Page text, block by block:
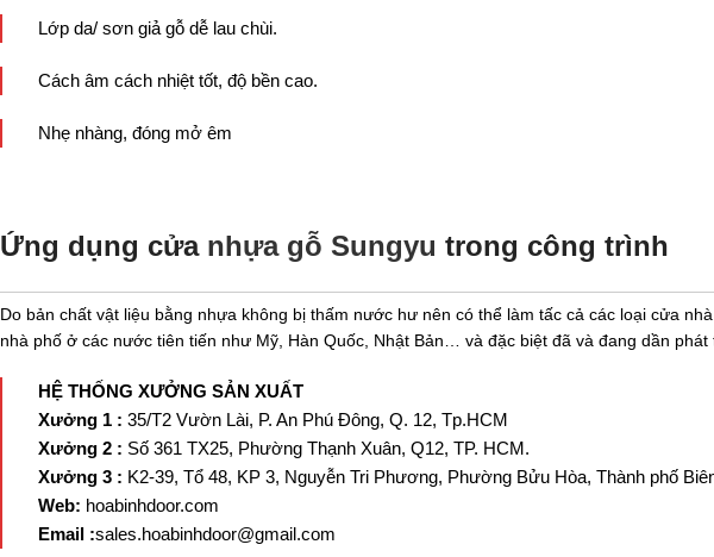
Lớp da/ sơn giả gỗ dễ lau chùi.
Cách âm cách nhiệt tốt, độ bền cao.
Nhẹ nhàng, đóng mở êm
Ứng dụng cửa nhựa gỗ Sungyu trong công trình
Do bản chất vật liệu bằng nhựa không bị thấm nước hư nên có thể làm tấc cả các loại cửa
nhà phố ở các nước tiên tiến như Mỹ, Hàn Quốc, Nhật Bản… và đặc biệt đã và đang dần phát
HỆ THỐNG XƯỞNG SẢN XUẤT
Xưởng 1 : 35/T2 Vườn Lài, P. An Phú Đông, Q. 12, Tp.HCM
Xưởng 2 : Số 361 TX25, Phường Thạnh Xuân, Q12, TP. HCM.
Xưởng 3 : K2-39, Tổ 48, KP 3, Nguyễn Tri Phương, Phường Bửu Hòa, Thành phố
Web: hoabinhdoor.com
Email :sales.hoabinhdoor@gmail.com